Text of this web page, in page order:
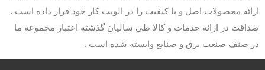
ارائه محصولات اصل و با کیفیت را در الویت کار خود قرار داده است .
صداقت در ارائه خدمات و کالا طی سالیان گذشته اعتبار مجموعه ما
در صنف صنعت برق و صنایع وابسته شده است .